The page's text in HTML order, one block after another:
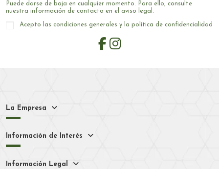
Puede darse de baja en cualquier momento. Para ello, consulte
nuestra información de contacto en el aviso legal.
Acepto las condiciones generales y la política de confidencialidad
La Empresa
Información de Interés
Información Legal